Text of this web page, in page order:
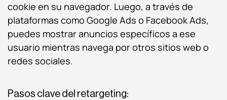
cookie en su navegador. Luego, a través de
plataformas como Google Ads o Facebook Ads,
puedes mostrar anuncios específicos a ese
usuario mientras navega por otros sitios web o
redes sociales.
Pasos clave del retargeting: